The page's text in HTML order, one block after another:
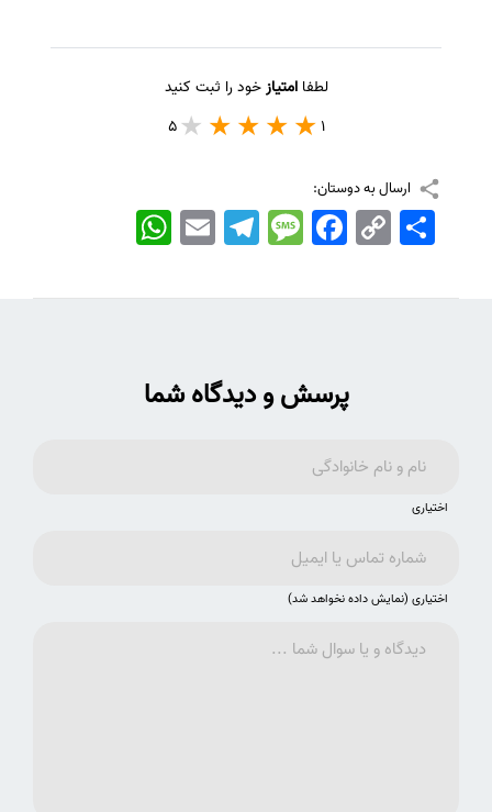
لطفاامتیازخود را ثبت کنید
1
5
ارسال به دوستان:
WhatsApp EmailTelegramMessageFacebook Copy
Link
اشتراک
پرسش و دیدگاه شما
اختیاری
اختیاری (نمایش داده نخواهد شد)